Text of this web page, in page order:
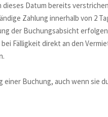
dieses Datum bereits
Zahlung innerhalb von 2
der Buchungsabsicht
Fälligkeit direkt an den
einer Buchung, auch wenn sie